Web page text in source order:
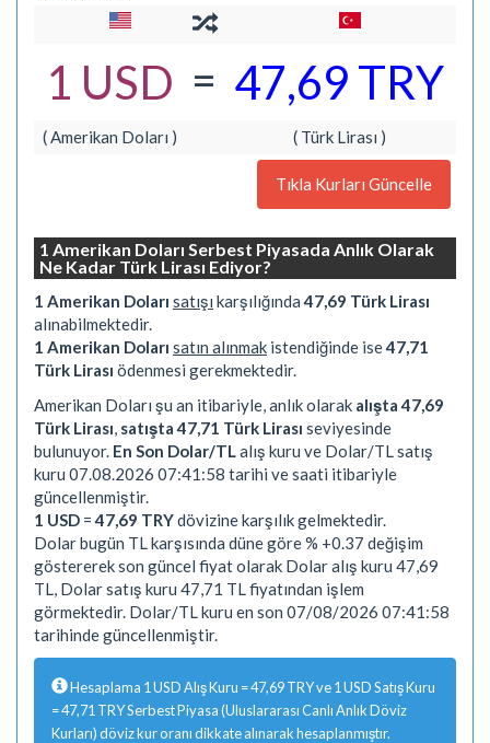
1 USD = 47,69 TRY
( Amerikan Doları ) ( Türk Lirası )
Tıkla Kurları Güncelle
1 Amerikan Doları Serbest Piyasada Anlık Olarak
Ne Kadar Türk Lirası Ediyor?
1 Amerikan Doları satışı karşılığında47,69 Türk Lirası
alınabilmektedir.
1 Amerikan Doları satın alınmak istendiğinde ise47,71
Türk Lirası ödenmesi gerekmektedir.
Amerikan Doları şu an itibariyle, anlık olarak alışta 47,69
Türk Lirası satışta 47,71 Türk Lirası seviyesinde
bulunuyor. En Son Dolar/TL alış kuru ve Dolar/TL satış
kuru 07.08.2026 07:41:58 tarihi ve saati itibariyle
güncellenmiştir.
1 USD =47,69 TRYdövizine karşılık gelmektedir.
Dolar bugün TL karşısında düne göre % +0.37 değişim
göstererek son güncel fiyat olarak Dolar alış kuru 47,69
TL, Dolar satış kuru 47,71 TL fiyatından işlem
görmektedir. Dolar/TL kuru en son 07/08/2026 07:41:58
tarihinde güncellenmiştir.
Hesaplama 1 USD Alış Kuru = 47,69 TRY ve 1 USD Satış Kuru
= 47,71 TRY Serbest Piyasa (Uluslararası Canlı Anlık Döviz
Kurları) döviz kur oranı dikkate alınarak hesaplanmıştır.